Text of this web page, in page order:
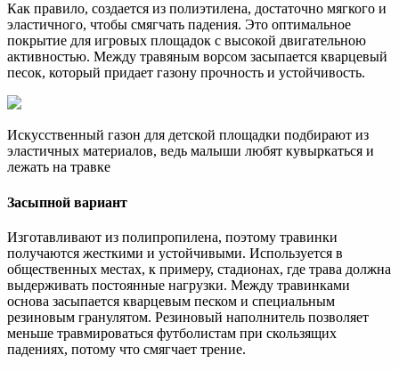
Как правило, создается из полиэтилена, достаточно мягкого и
эластичного, чтобы смягчать падения. Это оптимальное
покрытие для игровых площадок с высокой двигательною
активностью. Между травяным ворсом засыпается кварцевый
песок, который придает газону прочность и устойчивость.
Искусственный газон для детской площадки подбирают из
эластичных материалов, ведь малыши любят кувыркаться и
лежать на травке
Засыпной вариант
Изготавливают из полипропилена, поэтому травинки
получаются жесткими и устойчивыми. Используется в
общественных местах, к примеру, стадионах, где трава должна
выдерживать постоянные нагрузки. Между травинками
основа засыпается кварцевым песком и специальным
резиновым гранулятом. Резиновый наполнитель позволяет
меньше травмироваться футболистам при скользящих
падениях, потому что смягчает трение.